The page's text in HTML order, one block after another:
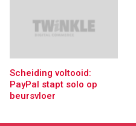
Scheiding voltooid:
PayPal stapt solo op
beursvloer